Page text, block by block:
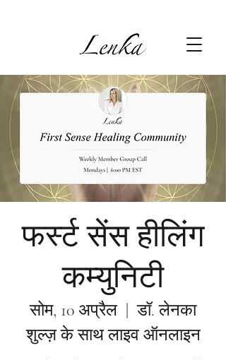
फर्स्ट सेंस हीलिंग
कम्युनिटी
सोम, 10 अप्रैल
  |
डॉ. लेनका
शुल्ज़ के साथ लाइव ऑनलाइन